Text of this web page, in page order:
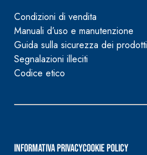
Condizioni di vendita
Manuali d’uso e manutenzione
Guida sulla sicurezza dei prodotti
Segnalazioni illeciti
Codice etico
Informativa PrivacyCookie Policy